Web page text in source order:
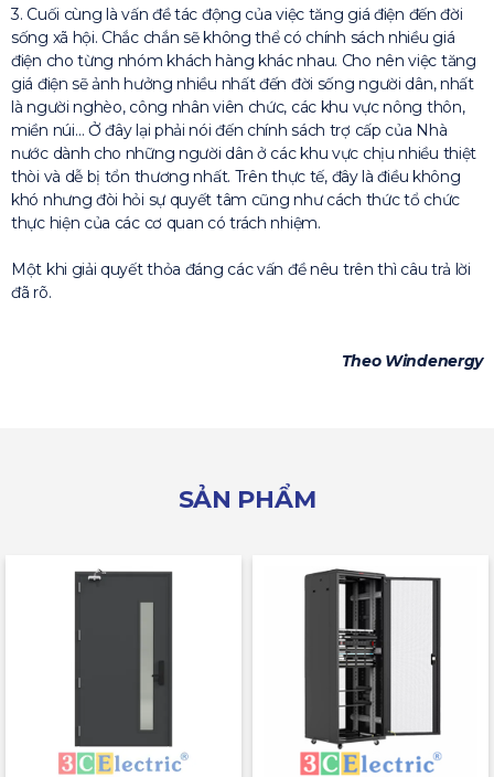
3. Cuối cùng là vấn đề tác động của việc tăng giá điện đến đời
sống xã hội. Chắc chắn sẽ không thể có chính sách nhiều giá
điện cho từng nhóm khách hàng khác nhau. Cho nên việc tăng
giá điện sẽ ảnh hưởng nhiều nhất đến đời sống người dân, nhất
là người nghèo, công nhân viên chức, các khu vực nông thôn,
miền núi… Ở đây lại phải nói đến chính sách trợ cấp của Nhà
nước dành cho những người dân ở các khu vực chịu nhiều thiệt
thòi và dễ bị tổn thương nhất. Trên thực tế, đây là điều không
khó nhưng đòi hỏi sự quyết tâm cũng như cách thức tổ chức
thực hiện của các cơ quan có trách nhiệm.
Một khi giải quyết thỏa đáng các vấn đề nêu trên thì câu trả lời
đã rõ.
Theo Windenergy
SẢN PHẨM